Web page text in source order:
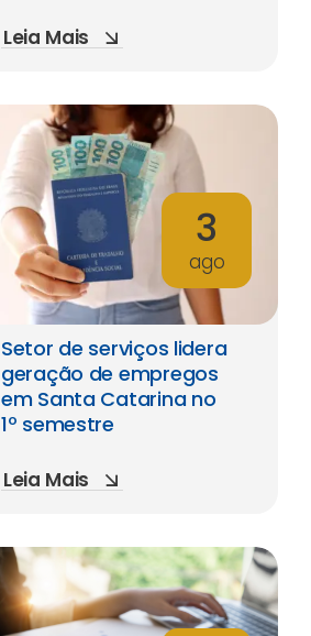
Leia Mais
3
ago
Setor de serviços lidera
geração de empregos
em Santa Catarina no
1º semestre
Leia Mais